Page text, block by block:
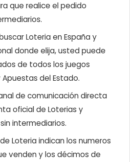
que realice el pedido
Loteria en España y
donde elija, usted puede
de todos los juegos
del Estado.
de comunicación directa
oficial de Loterias y
intermediarios.
Loteria indican los numeros
venden y los décimos de